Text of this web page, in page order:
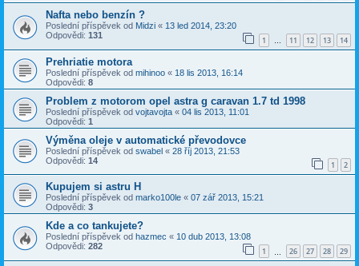
Nafta nebo benzín ?
Poslední příspěvek od Midzi « 13 led 2014, 23:20
Odpovědi: 131 1 … 11 12 13 14
Prehriatie motora
Poslední příspěvek od mihinoo « 18 lis 2013, 16:14
Odpovědi: 8
Problem z motorom opel astra g caravan 1.7 td 1998
Poslední příspěvek od vojtavojta « 04 lis 2013, 11:01
Odpovědi: 1
Výměna oleje v automatické převodovce
Poslední příspěvek od swabel « 28 říj 2013, 21:53
Odpovědi: 14 1 2
Kupujem si astru H
Poslední příspěvek od marko100le « 07 zář 2013, 15:21
Odpovědi: 3
Kde a co tankujete?
Poslední příspěvek od hazmec « 10 dub 2013, 13:08
Odpovědi: 282 1 26 27 28 29